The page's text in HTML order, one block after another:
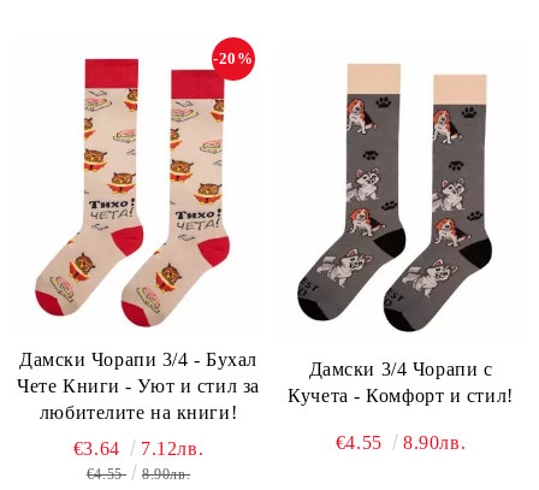
Дамски Чорапи 3/4 - Бухал
Чете Книги - Уют и стил за
любителите на книги!
-20%
€3.64 7.12лв.
€4.55 8.90лв.
Дамски 3/4 Чорапи с
Кучета - Комфорт и стил!
€4.55 8.90лв.